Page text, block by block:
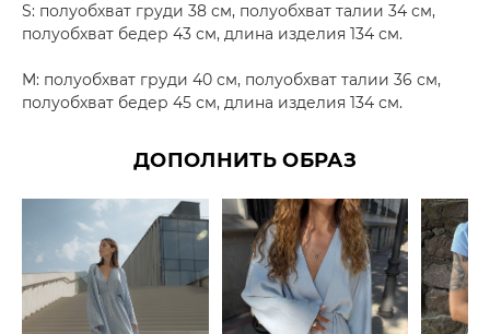
S: полуобхват груди 38 см, полуобхват талии 34 см,
полуобхват бедер 43 см, длина изделия 134 см.
M: полуобхват груди 40 см, полуобхват талии 36 см,
полуобхват бедер 45 см, длина изделия 134 см.
ДОПОЛНИТЬ ОБРАЗ